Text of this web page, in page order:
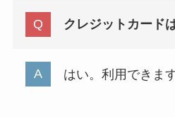
クレジットカード
はい。利用できます